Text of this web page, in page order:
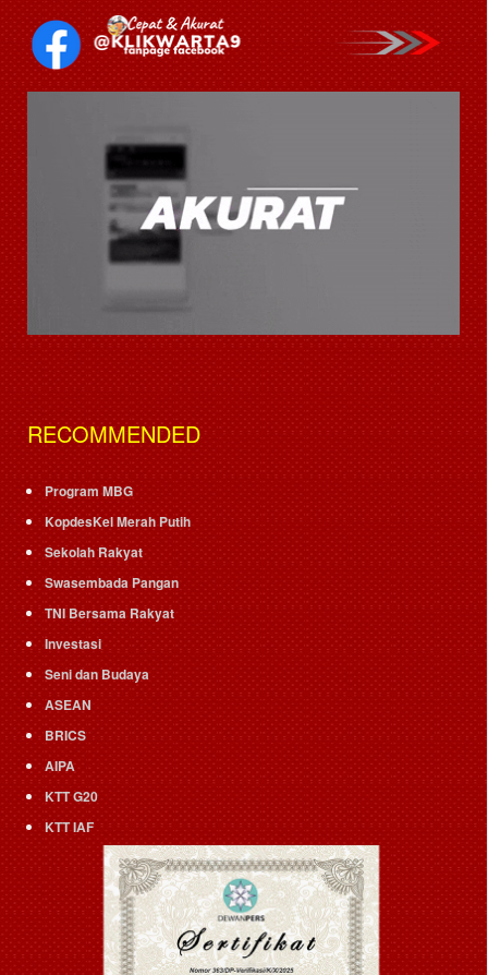
RECOMMENDED
Program MBG
KopdesKel Merah Putih
Sekolah Rakyat
Swasembada Pangan
TNI Bersama Rakyat
Investasi
Seni dan Budaya
ASEAN
BRICS
AIPA
KTT G20
KTT IAF